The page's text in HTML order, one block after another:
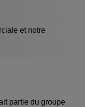
et notre
partie du groupe